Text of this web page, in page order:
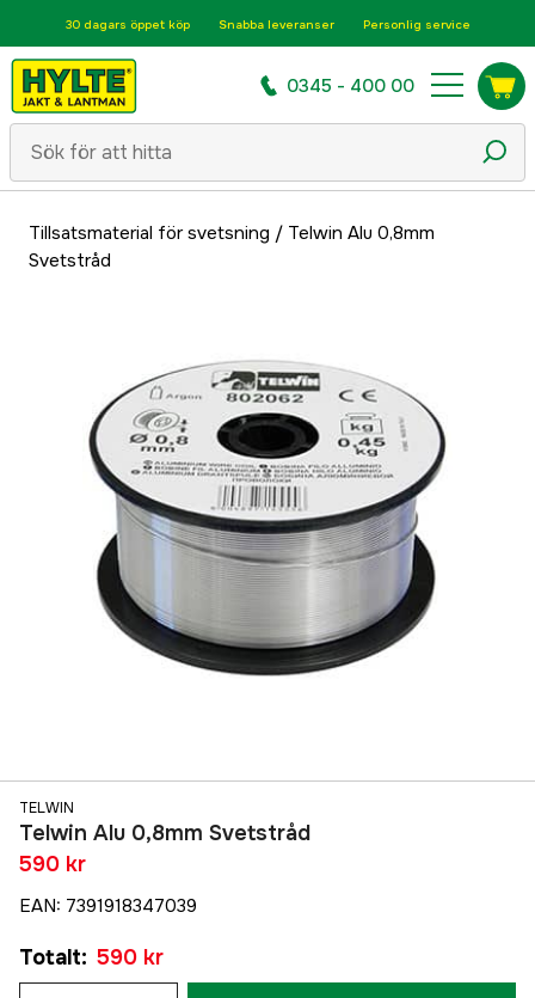
30 dagars öppet köp Snabba leveranser Personlig service
0345 - 400 00
Tillsatsmaterial för svetsning / Telwin Alu 0,8mm
Svetstråd
TELWIN
Telwin Alu 0,8mm Svetstråd
590 kr
EAN: 7391918347039
Totalt: 590 kr